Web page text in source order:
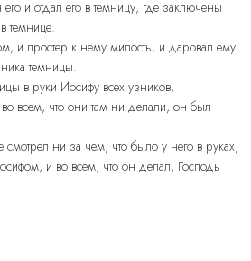
и отдал его в темницу, где заключены
темнице.
и простер к нему милость, и даровал ему
темницы.
в руки Иосифу всех узников,
всем, что они там ни делали, он был
ни за чем, что было у него в руках,
и во всем, что он делал, Господь